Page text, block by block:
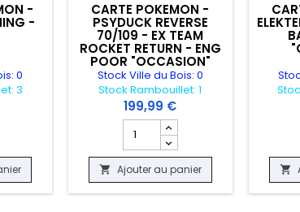
- RIVALS OF IXALAN. ENG
-
-
0
3
du produit SLEEVES POKEMON - ENERGY LIGHTNING -
CARTE POKEMON -
PSYDUCK REVERSE
70/109 - EX TEAM
ROCKET RETURN - ENG
POOR "OCCASION"
Stock Ville du Bois: 0
Stock Rambouillet: 1
199,99 €
Champ quantité du produit CARTE
 Ajouter au panier 